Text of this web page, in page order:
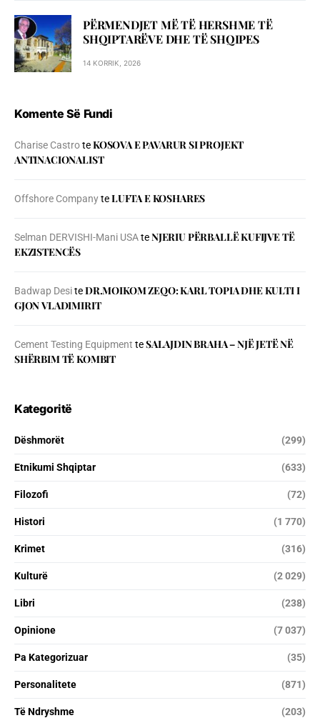
PËRMENDJET MË TË HERSHME TË
SHQIPTARËVE DHE TË SHQIPES
14 KORRIK, 2026
Komente Së Fundi
Charise CastroteKOSOVA E PAVARUR SI PROJEKT
ANTINACIONALIST
Offshore CompanyteLUFTA E KOSHARES
Selman DERVISHI-Mani USAteNJERIU PЁRBALLЁ KUFIJVE TЁ
EKZISTENCЁS
Badwap DesiteDR.MOIKOM ZEQO: KARL TOPIA DHE KULTI I
GJON VLADIMIRIT
Cement Testing Equipment teSALAJDIN BRAHA – NJЁ JETЁ NЁ
SHЁRBIM TЁ KOMBIT
Kategoritë
Dëshmorët (299)
Etnikumi Shqiptar (633)
Filozofi (72)
Histori (1 770)
Krimet (316)
Kulturë (2 029)
Libri (238)
Opinione (7 037)
Pa Kategorizuar (35)
Personalitete (871)
Të Ndryshme (203)